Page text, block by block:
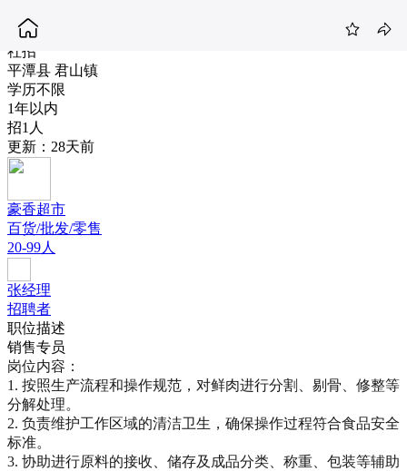
鲜肉分解员
6-7K
社招
平潭县 君山镇
学历不限
1年以内
招1人
更新：28天前
豪香超市
百货/批发/零售
20-99人
张经理
招聘者
职位描述
销售专员
岗位内容：
1. 按照生产流程和操作规范，对鲜肉进行分割、剔骨、修整等
分解处理。
2. 负责维护工作区域的清洁卫生，确保操作过程符合食品安全
标准。
3. 协助进行原料的接收、储存及成品分类、称重、包装等辅助